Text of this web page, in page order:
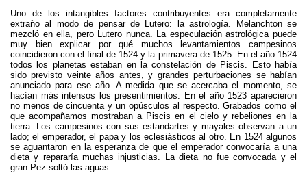
Uno de los intangibles factores contribuyentes era completamente
extraño al modo de pensar de Lutero: la astrología. Melanchton se
mezcló en ella, pero Lutero nunca. La especulación astrológica puede
muy bien explicar por qué muchos levantamientos campesinos
coincidieron con el final de 1524 y la primavera de 1525. En el año 1524
todos los planetas estaban en la constelación de Piscis. Esto había
sido previsto veinte años antes, y grandes perturbaciones se habían
anunciado para ese año. A medida que se acercaba el momento, se
hacían más intensos los presentimientos. En el año 1523 aparecieron
no menos de cincuenta y un opúsculos al respecto. Grabados como el
que acompañamos mostraban a Piscis en el cielo y rebeliones en la
tierra. Los campesinos con sus estandartes y mayales observan a un
lado; el emperador, el papa y los eclesiásticos al otro. En 1524 algunos
se aguantaron en la esperanza de que el emperador convocaría a una
dieta y repararía muchas injusticias. La dieta no fue convocada y el
gran Pez soltó las aguas.